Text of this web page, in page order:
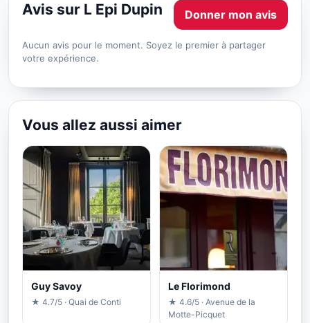
Avis sur L Epi Dupin Donner mon avis
Aucun avis pour le moment. Soyez le premier à partager
votre expérience.
Vous allez aussi aimer
Guy Savoy
★ 4.7/5 · Quai de Conti
Le Florimond
★ 4.6/5 · Avenue de la
Motte-Picquet